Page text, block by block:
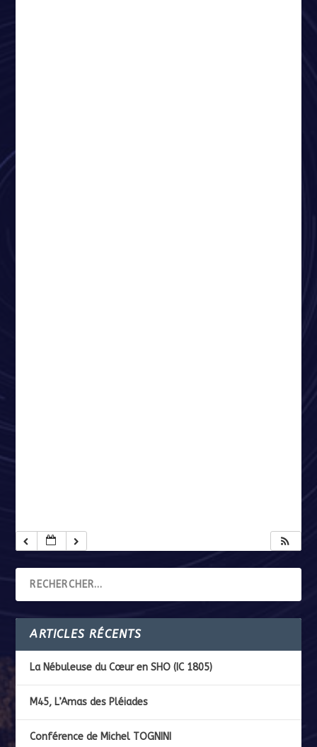
ARTICLES RÉCENTS
La Nébuleuse du Cœur en SHO (IC 1805)
M45, L’Amas des Pléiades
Conférence de Michel TOGNINI